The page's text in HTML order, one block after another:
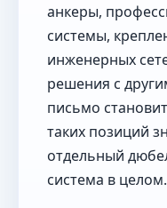
анкеры,
системы,
инженерных
решения с
письмо
таких позиций
отдельный
система в целом.